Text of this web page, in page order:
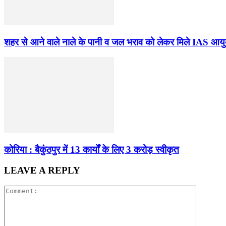
शहर से आने वाले नाले के पानी व जल भराव को लेकर मिले IAS
कोरिया : बैकुंठपुर में 13 कार्यों के लिए 3 करोड़ स्वीकृत
LEAVE A REPLY